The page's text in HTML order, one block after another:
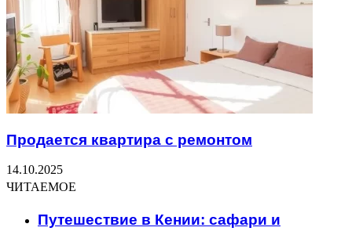
Продается квартира с ремонтом
14.10.2025
ЧИТАЕМОЕ
Путешествие в Кении: сафари и